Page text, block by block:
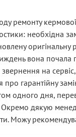
ремонту
необхідна
оригінальну
вона почала
на
гарантійну
одного дня,
дякую
Можу